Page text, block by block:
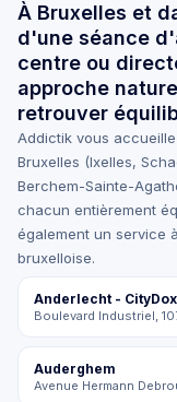
À Bruxelles et
d'une séance
centre ou
approche
retrouver
Addictik vous
Bruxelles (Ixelles,
Berchem-Sainte-
chacun entièrement
également un service
bruxelloise.
Anderlecht - CityDox
Boulevard Industriel,
Auderghem
Avenue Hermann